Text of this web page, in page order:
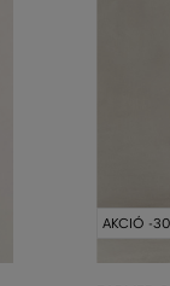
AKCIÓ -